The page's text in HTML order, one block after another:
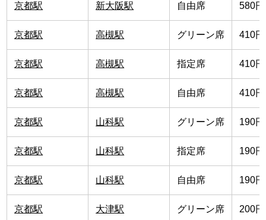
京都駅 新大阪駅 自由席 580円
京都駅 高槻駅 グリーン席 410円
京都駅 高槻駅 指定席 410円
京都駅 高槻駅 自由席 410円
京都駅 山科駅 グリーン席 190円
京都駅 山科駅 指定席 190円
京都駅 山科駅 自由席 190円
京都駅 大津駅 グリーン席 200円